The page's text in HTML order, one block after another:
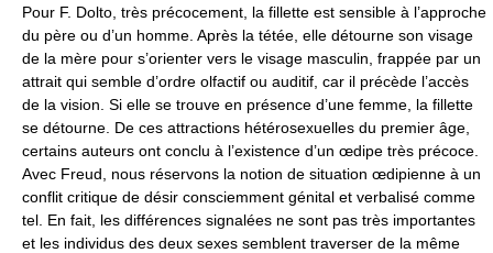
Pour F. Dolto, très précocement, la fillette est sensible à l’approche
du père ou d’un homme. Après la tétée, elle détourne son visage
de la mère pour s’orienter vers le visage masculin, frappée par un
attrait qui semble d’ordre olfactif ou auditif, car il précède l’accès
de la vision. Si elle se trouve en présence d’une femme, la fillette
se détourne. De ces attractions hétérosexuelles du premier âge,
certains auteurs ont conclu à l’existence d’un œdipe très précoce.
Avec Freud, nous réservons la notion de situation œdipienne à un
conflit critique de désir consciemment génital et verbalisé comme
tel. En fait, les différences signalées ne sont pas très importantes
et les individus des deux sexes semblent traverser de la même